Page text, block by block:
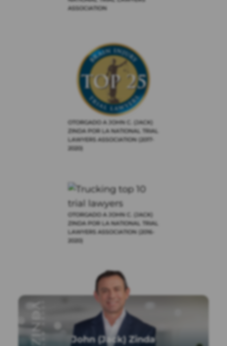
ASSOCIATION
OTORGADO A JOHN C. (JACK)
ZINDA POR LA NATIONAL TRIAL
LAWYERS ASSOCIATION (2017-
2020)
OTORGADO A JOHN C. (JACK)
ZINDA POR LA NATIONAL TRIAL
LAWYERS ASSOCIATION (2016-
2020)
John (Jack) Zinda